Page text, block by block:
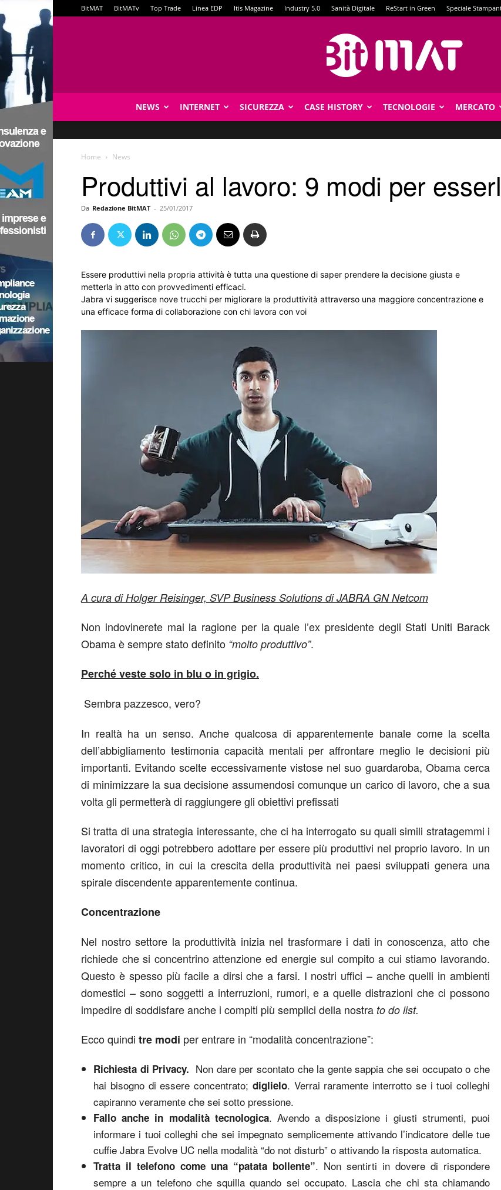
BitMAT BitMATv Top Trade Linea EDP Itis Magazine Industry 5.0 Sanità Digitale ReStart in Green Speciale
NEWS INTERNET SICUREZZA CASE HISTORY TECNOLOGIE MERCATO
Home News
Produttivi al lavoro: 9 modi per
Da Redazione BitMAT - 25/01/2017
Essere produttivi nella propria attività è tutta una questione di saper prendere la decisione giusta e
metterla in atto con provvedimenti efficaci.
Jabra vi suggerisce nove trucchi per migliorare la produttività attraverso una maggiore concentrazione e
una efficace forma di collaborazione con chi lavora con voi
A cura di Holger Reisinger, SVP Business Solutions di JABRA GN Netcom
Non indovinerete mai la ragione per la quale l’ex presidente degli Stati Uniti Barack
Obama è sempre stato definito “molto produttivo”.
Perché veste solo in blu o in grigio.
Sembra pazzesco, vero?
In realtà ha un senso. Anche qualcosa di apparentemente banale come la scelta
dell’abbigliamento testimonia capacità mentali per affrontare meglio le decisioni più
importanti. Evitando scelte eccessivamente vistose nel suo guardaroba, Obama cerca
di minimizzare la sua decisione assumendosi comunque un carico di lavoro, che a sua
volta gli permetterà di raggiungere gli obiettivi prefissati
Si tratta di una strategia interessante, che ci ha interrogato su quali simili stratagemmi i
lavoratori di oggi potrebbero adottare per essere più produttivi nel proprio lavoro. In un
momento critico, in cui la crescita della produttività nei paesi sviluppati genera una
spirale discendente apparentemente continua.
Concentrazione
Nel nostro settore la produttività inizia nel trasformare i dati in conoscenza, atto che
richiede che si concentrino attenzione ed energie sul compito a cui stiamo lavorando.
Questo è spesso più facile a dirsi che a farsi. I nostri uffici – anche quelli in ambienti
domestici – sono soggetti a interruzioni, rumori, e a quelle distrazioni che ci possono
impedire di soddisfare anche i compiti più semplici della nostra to do list.
Ecco quindi tre modi per entrare in “modalità concentrazione”:
Richiesta di Privacy. Non dare per scontato che la gente sappia che sei occupato o che
hai bisogno di essere concentrato; diglielo. Verrai raramente interrotto se i tuoi colleghi
capiranno veramente che sei sotto pressione.
Fallo anche in modalità tecnologica. Avendo a disposizione i giusti strumenti, puoi
informare i tuoi colleghi che sei impegnato semplicemente attivando l’indicatore delle tue
cuffie Jabra Evolve UC nella modalità “do not disturb” o attivando la risposta automatica.
Tratta il telefono come una “patata bollente”. Non sentirti in dovere di rispondere
sempre a un telefono che squilla quando sei occupato. Lascia che chi sta chiamando